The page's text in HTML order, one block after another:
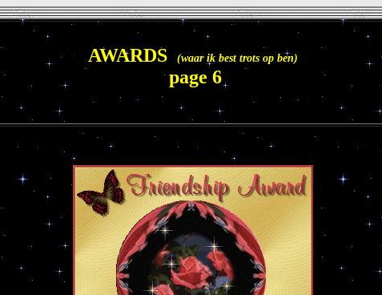
AWARDS (waar ik best trots op ben)
page 6